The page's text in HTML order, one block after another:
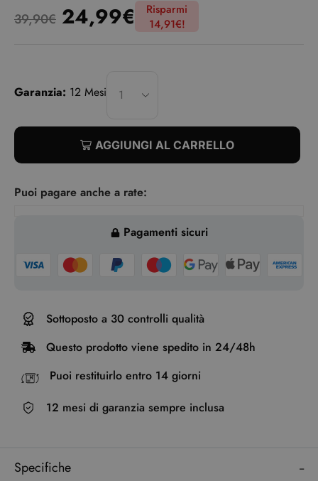
39,90€ 24,99€
Risparmi
14,91€!
Garanzia: 12 Mesi
AGGIUNGI AL CARRELLO
Puoi pagare anche a rate:
Pagamenti sicuri
Sottoposto a 30 controlli qualità
Questo prodotto viene spedito in 24/48h
Puoi restituirlo entro 14 giorni
12 mesi di garanzia sempre inclusa
Specifiche